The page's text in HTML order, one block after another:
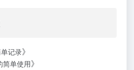
记录》
简单使用》